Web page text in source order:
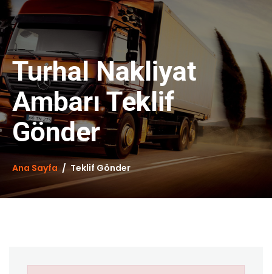
Turhal Nakliyat
Ambarı Teklif
Gönder
Ana Sayfa Teklif Gönder